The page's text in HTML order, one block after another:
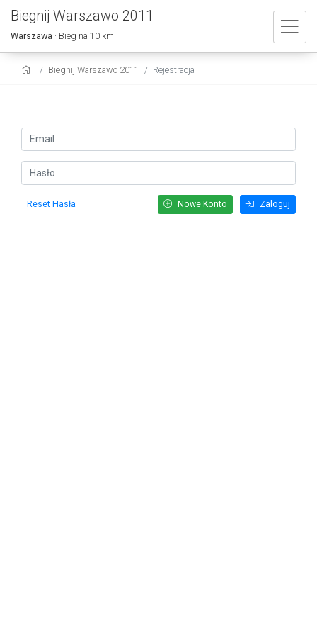
Biegnij Warszawo 2011
Warszawa · Bieg na 10 km
Biegnij Warszawo 2011 Rejestracja
Zaloguj
Nowe Konto
Reset Hasła